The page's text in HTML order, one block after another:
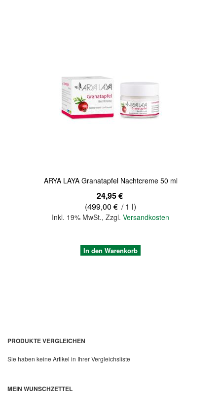
ARYA LAYA Granatapfel Nachtcreme 50 ml
24,95 €
(499,00 € / 1 l)
Inkl. 19% MwSt., Zzgl. Versandkosten
Quickview
In den Warenkorb
PRODUKTE VERGLEICHEN
Sie haben keine Artikel in Ihrer Vergleichsliste
MEIN WUNSCHZETTEL